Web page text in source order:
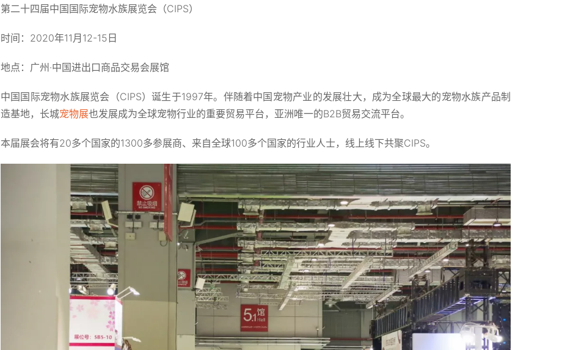
第二十四届中国国际宠物水族展览会（CIPS）
时间：2020年11月12-15日
地点：广州·中国进出口商品交易会展馆
中国国际宠物水族展览会（CIPS）诞生于1997年。伴随着中国宠物产业的发展壮大，成为全球最大的宠物水族产品制
造基地，长城宠物展也发展成为全球宠物行业的重要贸易平台，亚洲唯一的B2B贸易交流平台。
本届展会将有20多个国家的1300多参展商、来自全球100多个国家的行业人士，线上线下共聚CIPS。